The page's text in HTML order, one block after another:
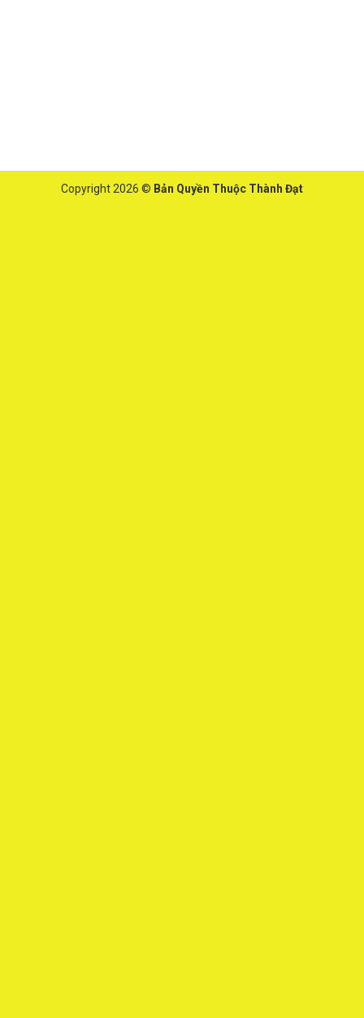
Copyright 2026 © Bản Quyền Thuộc Thành Đạt